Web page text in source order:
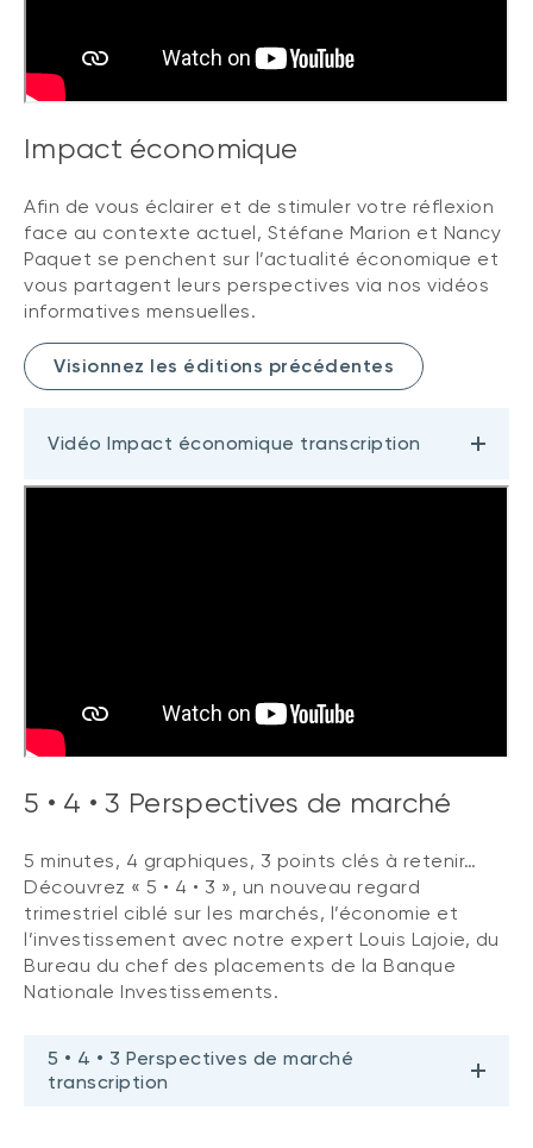
Impact économique
Afin de vous éclairer et de stimuler votre réflexion
face au contexte actuel, Stéfane Marion et Nancy
Paquet se penchent sur l’actualité économique et
vous partagent leurs perspectives via nos vidéos
informatives mensuelles.
Visionnez les éditions précédentes
Vidéo Impact économique transcription
5 • 4 • 3 Perspectives de marché
5 minutes, 4 graphiques, 3 points clés à retenir…
Découvrez « 5 • 4 • 3 », un nouveau regard
trimestriel ciblé sur les marchés, l’économie et
l’investissement avec notre expert Louis Lajoie, du
Bureau du chef des placements de la Banque
Nationale Investissements.
5 • 4 • 3 Perspectives de marché
transcription